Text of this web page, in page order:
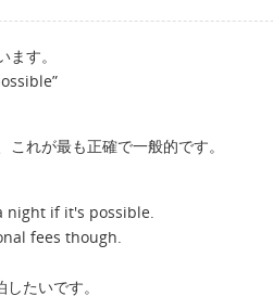
す。
れが最も正確で一般的です。
night if it's possible.
fees though.
たいです。